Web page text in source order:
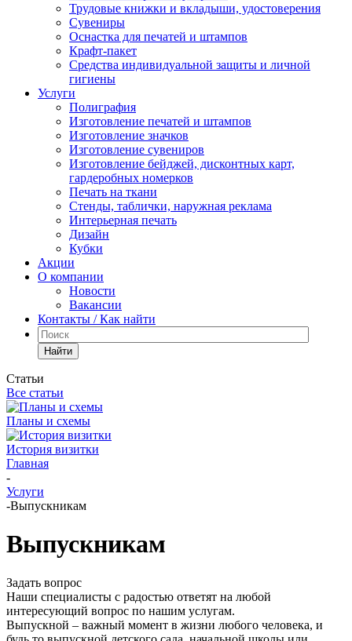
Трудовые книжки и вкладыши, удостоверения
Сувениры
Оснастка для печатей и штампов
Крафт-пакет
Средства индивидуальной защиты и личной
гигиены
Услуги
Полиграфия
Изготовление печатей и штампов
Изготовление значков
Изготовление сувениров
Изготовление бейджей, дисконтных карт,
гардеробных номерков
Печать на ткани
Стенды, таблички, наружная реклама
Интерьерная печать
Дизайн
Кубки
Акции
О компании
Новости
Вакансии
Контакты / Как найти
Найти
Статьи
Все статьи
Планы и схемы
История визитки
Главная
-
Услуги
-Выпускникам
Выпускникам
Задать вопрос
Наши специалисты с радостью ответят на любой
интересующий вопрос по нашим услугам.
Выпускной – важный момент в жизни любого человека, и